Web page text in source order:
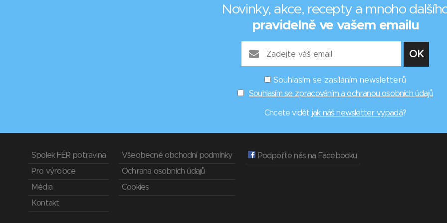
Novinky, akce, recepty a mnoho
pravidelně ve vašem emailu
Souhlasím se zasíláním newsletterů
Souhlasím se zpracováním a ochranou osobních údajů
Chcete vidět jak náš newsletter vypadá?
Spolek FÉR potravina
Pro výrobce
Média
Kontakt
Všeobecné obchodní podmínky
Ochrana osobních údajů
Cookies
Podpořte nás na Facebooku